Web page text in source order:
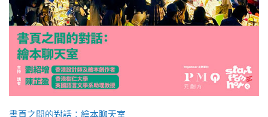
書頁之間的對話：繪本聊天室